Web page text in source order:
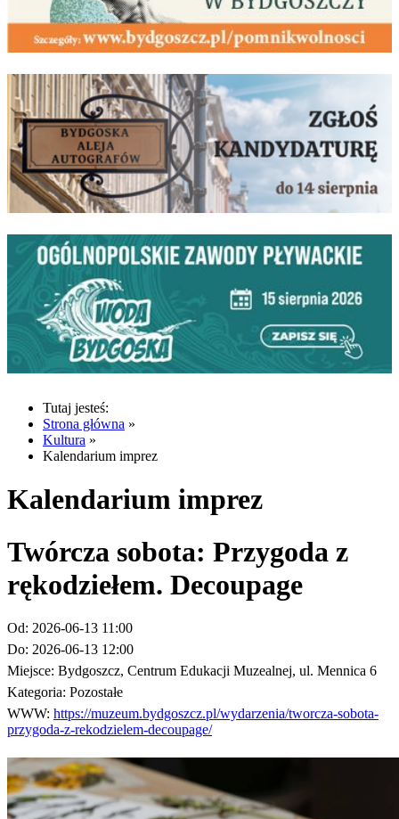
Tutaj jesteś:
Strona główna »
Kultura »
Kalendarium imprez
Kalendarium imprez
Twórcza sobota: Przygoda z
rękodziełem. Decoupage
Od: 2026-06-13 11:00
Do: 2026-06-13 12:00
Miejsce: Bydgoszcz, Centrum Edukacji Muzealnej, ul. Mennica 6
Kategoria: Pozostałe
WWW: https://muzeum.bydgoszcz.pl/wydarzenia/tworcza-sobota-
przygoda-z-rekodzielem-decoupage/